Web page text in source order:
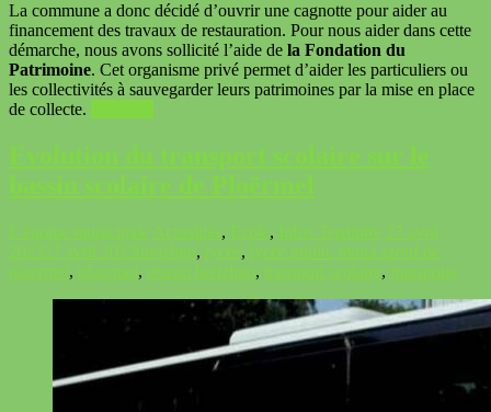
La commune a donc décidé d’ouvrir une cagnotte pour aider au
financement des travaux de restauration. Pour nous aider dans cette
démarche, nous avons sollicité l’aide de la Fondation du
Patrimoine. Cet organisme privé permet d’aider les particuliers ou
les collectivités à sauvegarder leurs patrimoines par la mise en place
de collecte.
Evolution du transport scolaire sur le
bassin scolaire de Ploërmel
L'équipe municipale Actualités, Ecole, Infos Territoire 27 avril
202327 avril 2023breizhgo, lycée, lycée public mona azouf de
ploermel, ploermel, réseau breizhgo, transport scolaire, transports